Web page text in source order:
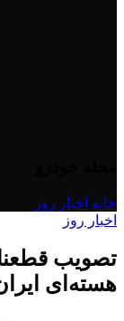
خانه اخبار روز
اخبار روز
تصویب
هسته‌ای